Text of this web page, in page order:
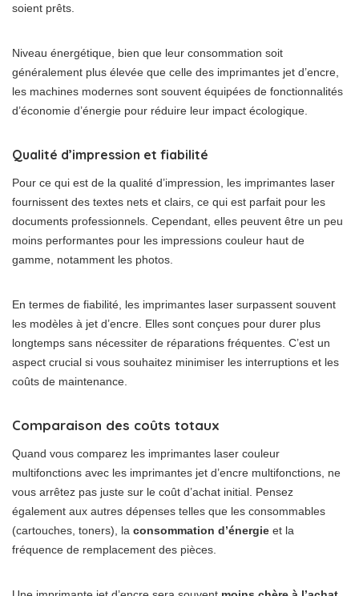
soient prêts.
Niveau énergétique, bien que leur consommation soit
généralement plus élevée que celle des imprimantes jet d’encre,
les machines modernes sont souvent équipées de fonctionnalités
d’économie d’énergie pour réduire leur impact écologique.
Qualité d’impression et fiabilité
Pour ce qui est de la qualité d’impression, les imprimantes laser
fournissent des textes nets et clairs, ce qui est parfait pour les
documents professionnels. Cependant, elles peuvent être un peu
moins performantes pour les impressions couleur haut de
gamme, notamment les photos.
En termes de fiabilité, les imprimantes laser surpassent souvent
les modèles à jet d’encre. Elles sont conçues pour durer plus
longtemps sans nécessiter de réparations fréquentes. C’est un
aspect crucial si vous souhaitez minimiser les interruptions et les
coûts de maintenance.
Comparaison des coûts totaux
Quand vous comparez les imprimantes laser couleur
multifonctions avec les imprimantes jet d’encre multifonctions, ne
vous arrêtez pas juste sur le coût d’achat initial. Pensez
également aux autres dépenses telles que les consommables
(cartouches, toners), la consommation d’énergie et la
fréquence de remplacement des pièces.